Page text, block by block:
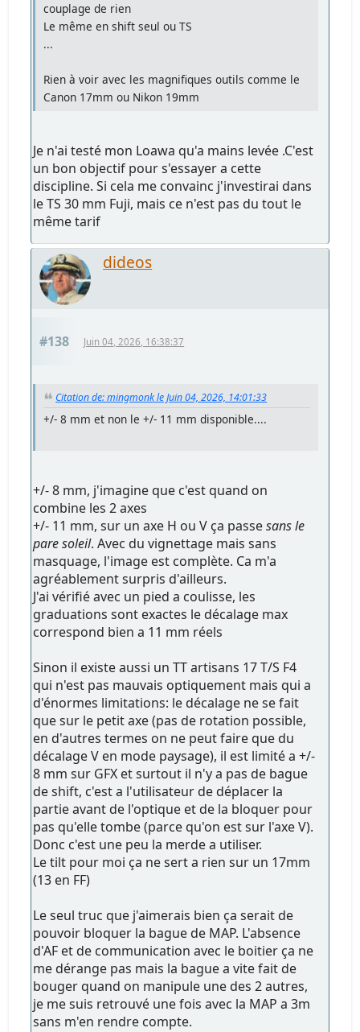
couplage de rien
Le même en shift seul ou TS
...
Rien à voir avec les magnifiques outils comme le
Canon 17mm ou Nikon 19mm
Je n'ai testé mon Loawa qu'a mains levée .C'est
un bon objectif pour s'essayer a cette
discipline. Si cela me convainc j'investirai dans
le TS 30 mm Fuji, mais ce n'est pas du tout le
même tarif
dideos
#138 Juin 04, 2026, 16:38:37
Citation de: mingmonk le Juin 04, 2026, 14:01:33
+/- 8 mm et non le +/- 11 mm disponible....
+/- 8 mm, j'imagine que c'est quand on
combine les 2 axes
+/- 11 mm, sur un axe H ou V ça passesans le
pare soleil. Avec du vignettage mais sans
masquage, l'image est complète. Ca m'a
agréablement surpris d'ailleurs.
J'ai vérifié avec un pied a coulisse, les
graduations sont exactes le décalage max
correspond bien a 11 mm réels
Sinon il existe aussi un TT artisans 17 T/S F4
qui n'est pas mauvais optiquement mais qui a
d'énormes limitations: le décalage ne se fait
que sur le petit axe (pas de rotation possible,
en d'autres termes on ne peut faire que du
décalage V en mode paysage), il est limité a +/-
8 mm sur GFX et surtout il n'y a pas de bague
de shift, c'est a l'utilisateur de déplacer la
partie avant de l'optique et de la bloquer pour
pas qu'elle tombe (parce qu'on est sur l'axe V).
Donc c'est une peu la merde a utiliser.
Le tilt pour moi ça ne sert a rien sur un 17mm
(13 en FF)
Le seul truc que j'aimerais bien ça serait de
pouvoir bloquer la bague de MAP. L'absence
d'AF et de communication avec le boitier ça ne
me dérange pas mais la bague a vite fait de
bouger quand on manipule une des 2 autres,
je me suis retrouvé une fois avec la MAP a 3m
sans m'en rendre compte.